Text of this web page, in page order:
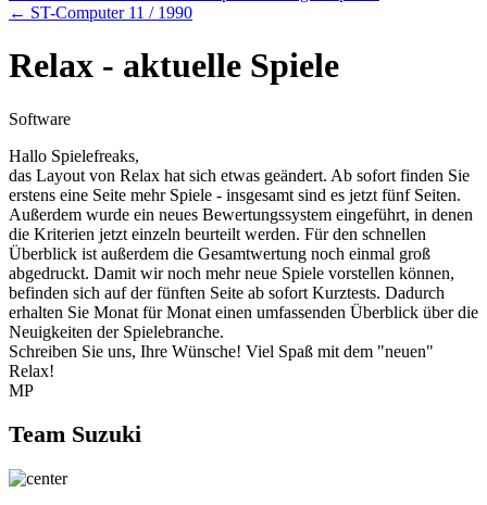
← ST-Computer 11 / 1990
Relax - aktuelle Spiele
Software
Hallo Spielefreaks,
das Layout von Relax hat sich etwas geändert. Ab sofort finden Sie
erstens eine Seite mehr Spiele - insgesamt sind es jetzt fünf Seiten.
Außerdem wurde ein neues Bewertungssystem eingeführt, in denen
die Kriterien jetzt einzeln beurteilt werden. Für den schnellen
Überblick ist außerdem die Gesamtwertung noch einmal groß
abgedruckt. Damit wir noch mehr neue Spiele vorstellen können,
befinden sich auf der fünften Seite ab sofort Kurztests. Dadurch
erhalten Sie Monat für Monat einen umfassenden Überblick über die
Neuigkeiten der Spielebranche.
Schreiben Sie uns, Ihre Wünsche! Viel Spaß mit dem "neuen"
Relax!
MP
Team Suzuki